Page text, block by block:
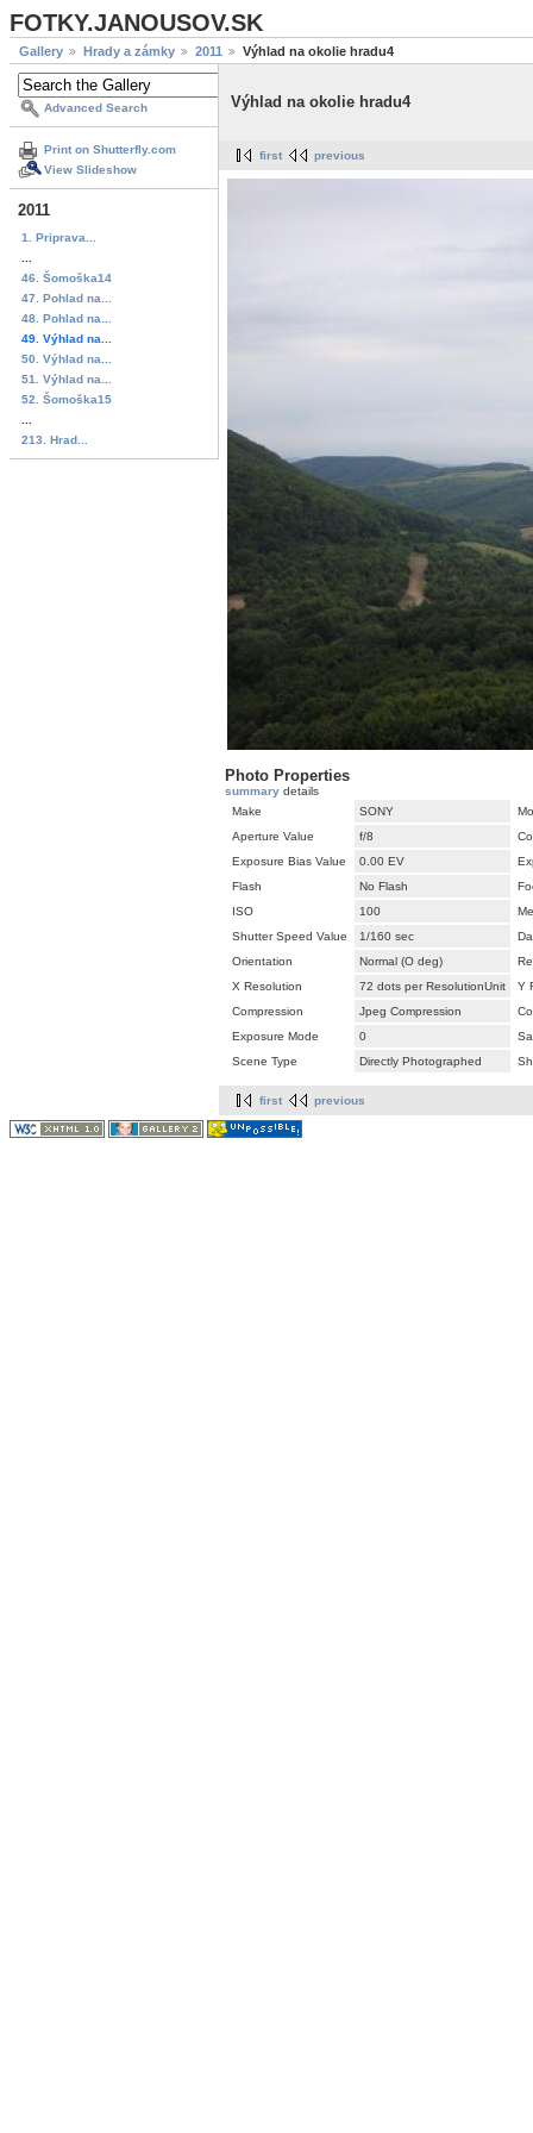
FOTKY.JANOUSOV.SK
Gallery Hrady a zámky 2011 Výhlad na okolie hradu4
Advanced Search
Print on Shutterfly.com
View Slideshow
2011
1. Priprava...
46. Šomoška14
47. Pohlad na...
48. Pohlad na...
49. Výhlad na...
50. Výhlad na...
51. Výhlad na...
52. Šomoška15
213. Hrad...
Výhlad na okolie hradu4
first previous
Photo Properties
summary details
Make
SONY
Aperture Value
f/8
Exposure Bias Value
0.00 EV
Flash
No Flash
ISO
100
Shutter Speed Value
1/160 sec
Orientation
Normal (O deg)
X Resolution
72 dots per ResolutionUnit
Y
Compression
Jpeg Compression
Exposure Mode
0
Scene Type
Directly Photographed
first previous